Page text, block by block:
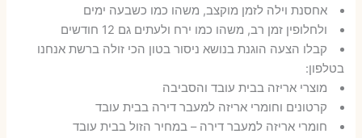
אחסנת וילה לזמן מוקצב, משהו כמו כשבעה ימים
ולחלופין זמן רב, משהו כמו ירח ולעתים גם 12 חודשים
קבלו הצעה הוגנת בנושא ניסור בטון הכי זולה ברשת אנחנו
בטלפון:
מוצרי אריזה בבית עובד והסביבה
קרטונים וחומרי אריזה למעבר דירה בבית עובד
חומרי אריזה למעבר דירה – במחיר הזול בבית עובד